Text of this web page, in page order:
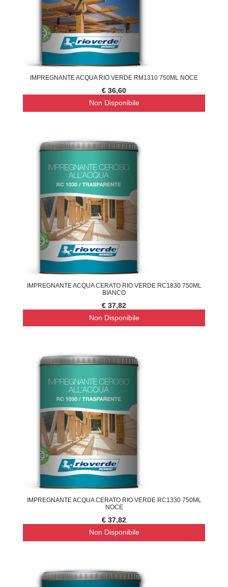
IMPREGNANTE ACQUA RIO VERDE RM1310 750ML NOCE
€ 36,60
Non Disponibile
IMPREGNANTE ACQUA CERATO RIO VERDE RC1830 750ML
BIANCO
€ 37,82
Non Disponibile
IMPREGNANTE ACQUA CERATO RIO VERDE RC1330 750ML
NOCE
€ 37,82
Non Disponibile